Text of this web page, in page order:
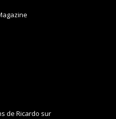
de Ricardo sur